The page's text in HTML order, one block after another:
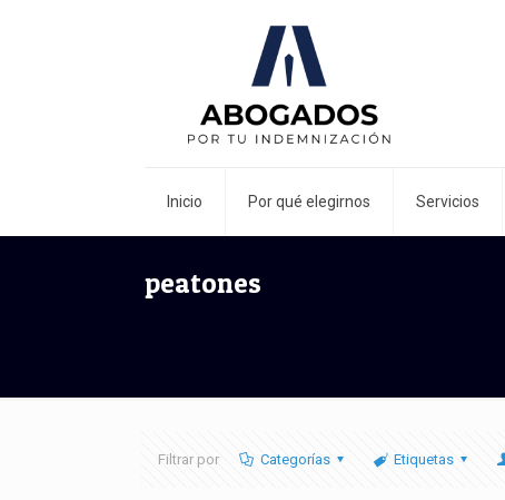
Inicio Por qué elegirnos Servicios
peatones
Filtrar por Categorías Etiquetas